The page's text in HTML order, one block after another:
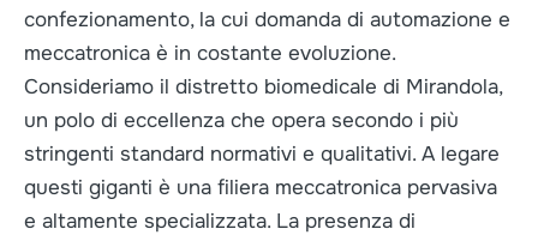
confezionamento, la cui domanda di automazione e
meccatronica è in costante evoluzione.
Consideriamo il distretto biomedicale di Mirandola,
un polo di eccellenza che opera secondo i più
stringenti standard normativi e qualitativi. A legare
questi giganti è una filiera meccatronica pervasiva
e altamente specializzata. La presenza di